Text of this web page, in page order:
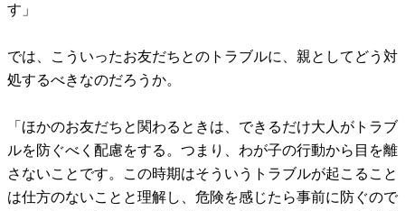
す」
では、こういったお友だちとのトラブルに、親としてどう対
処するべきなのだろうか。
「ほかのお友だちと関わるときは、できるだけ大人がトラブ
ルを防ぐべく配慮をする。つまり、わが子の行動から目を離
さないことです。この時期はそういうトラブルが起こること
は仕方のないことと理解し、危険を感じたら事前に防ぐので